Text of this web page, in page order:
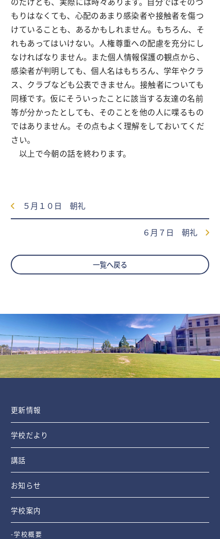
もりはなくても、心配のあまり感染者や接触者を傷つ
けていることも、あるかもしれません。もちろん、そ
れもあってはいけない。人権尊重への配慮を充分にし
なければなりません。また個人情報保護の観点から、
感染者が判明しても、個人名はもちろん、学年やクラ
ス、クラブなども公表できません。接触者についても
同様です。仮にそういったことに該当する友達の名前
等が分かったとしても、そのことを他の人に喋るもの
ではありません。その点もよく理解をしておいてくだ
さい。
以上で今朝の話を終わります。
５月１０日 朝礼
６月７日 朝礼
一覧へ戻る
更新情報
学校だより
講話
お知らせ
学校案内
-学校概要